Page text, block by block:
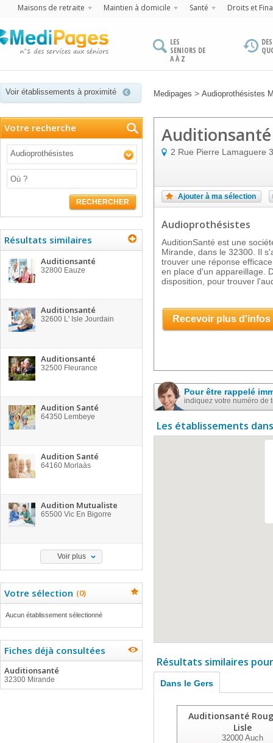
Maisons de retraite Maintien à domicile Santé Droits et
LES
SENIORS DE
A À Z
Voir établissements à proximité Medipages > Audioprothésistes
Votre recherche
Audioprothésistes
RECHERCHER
Résultats similaires
Auditionsanté
32800 Eauze
Auditionsanté
32600 L' Isle Jourdain
Auditionsanté
32500 Fleurance
Audition Santé
64350 Lembeye
Audition Santé
64160 Morlaàs
Audition Mutualiste
65500 Vic En Bigorre
Voir plus
Votre sélection (0)
Aucun établissement sélectionné
Fiches déjà consultées
Auditionsanté
32300 Mirande
Auditionsanté
2 Rue Pierre Lamaguere
Ajouter à ma sélection
Audioprothésistes
AuditionSanté est une
Mirande, dans le 32300. Il
trouver une réponse
en place d'un appareillage.
disposition, pour trouver
Recevoir plus d'infos
Pour être rappelé
indiquez votre numéro de
Les établissements
Résultats similaires
Dans le Gers
Auditionsanté
Lisle
32000Auch